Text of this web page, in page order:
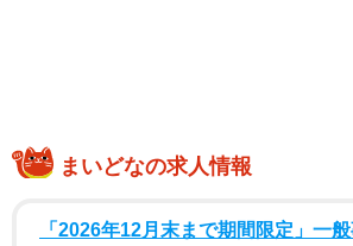
調査は、パートナーに浮気されたこと
月の期間にインターネットで実施され
まいどなの求人情報
「2026年12月末まで期間限定」一